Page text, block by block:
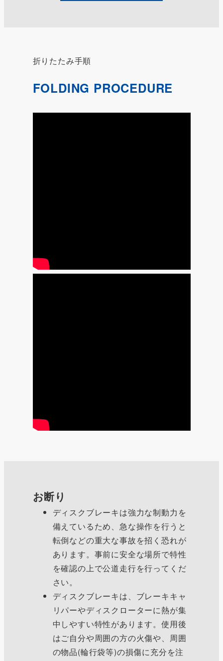
折りたたみ手順
FOLDING PROCEDURE
お断り
ディスクブレーキは強力な制動力を
備えているため、急な操作を行うと
転倒などの重大な事故を招く恐れが
あります。事前に安全な場所で特性
を確認の上で公道走行を行ってくだ
さい。
ディスクブレーキは、ブレーキキャ
リパーやディスクローターに熱が集
中しやすい特性があります。使用後
はご自分や周囲の方の火傷や、周囲
の物品(輪行袋等)の損傷に充分を注